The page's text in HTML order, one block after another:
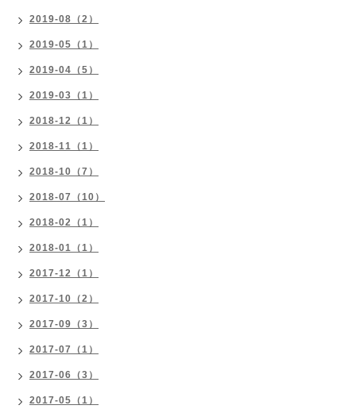
2019-08（2）
2019-05（1）
2019-04（5）
2019-03（1）
2018-12（1）
2018-11（1）
2018-10（7）
2018-07（10）
2018-02（1）
2018-01（1）
2017-12（1）
2017-10（2）
2017-09（3）
2017-07（1）
2017-06（3）
2017-05（1）